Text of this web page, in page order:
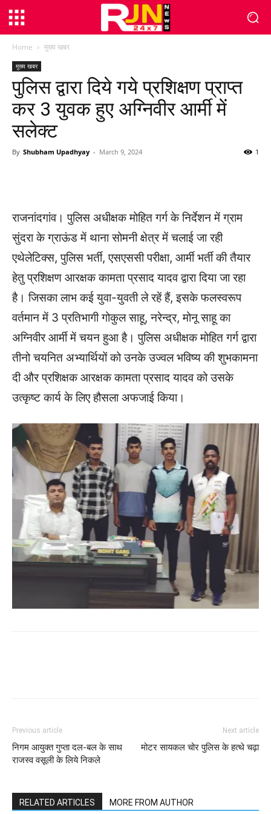
Home मुख्य खबर
मुख्य खबर
पुलिस द्वारा दिये गये प्रशिक्षण प्राप्त
कर 3 युवक हुए अग्निवीर आर्मी में
सलेक्ट
By Shubham Upadhyay - March 9, 2024 1
राजनांदगांव। पुलिस अधीक्षक मोहित गर्ग के निर्देशन में ग्राम
सुंदरा के ग्राऊंड में थाना सोमनी क्षेत्र में चलाई जा रही
एथेलेटिक्स, पुलिस भर्ती, एसएससी परीक्षा, आर्मी भर्ती की तैयार
हेतु प्रशिक्षण आरक्षक कामता प्रसाद यादव द्वारा दिया जा रहा
है। जिसका लाभ कई युवा-युवती ले रहें हैं, इसके फलस्वरूप
वर्तमान में 3 प्रतिभागी गोकुल साहू, नरेन्द्र, मोनू साहू का
अग्निवीर आर्मी में चयन हुआ है। पुलिस अधीक्षक मोहित गर्ग द्वारा
तीनो चयनित अभ्यार्थियों को उनके उज्वल भविष्य की शुभकामना
दी और प्रशिक्षक आरक्षक कामता प्रसाद यादव को उसके
उत्कृष्ट कार्य के लिए हौसला अफजाई किया।
Previous article
निगम आयुक्त गुप्ता दल-बल के साथ
राजस्व वसूली के लिये निकले
Next article
मोटर सायकल चोर पुलिस के हत्थे चढ़ा
RELATED ARTICLES MORE FROM AUTHOR